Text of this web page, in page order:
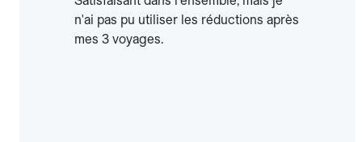
n'ai pas pu utiliser les réductions après
mes 3 voyages.